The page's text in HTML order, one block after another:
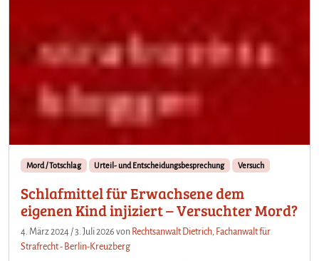
Mord / Totschlag Urteil- und Entscheidungsbesprechung Versuch
Schlafmittel für Erwachsene dem
eigenen Kind injiziert – Versuchter Mord?
4. März 2024 /3. Juli 2026 von Rechtsanwalt Dietrich, Fachanwalt für
Strafrecht - Berlin-Kreuzberg